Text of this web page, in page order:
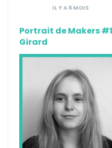
IL Y A 6 MOIS
Portrait de Makers
Girard